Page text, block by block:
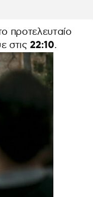
προτελευταίο
στις22:10.